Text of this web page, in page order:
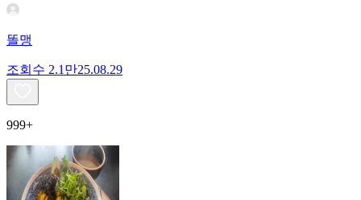
똘맹
조회수 2.1만25.08.29
999+